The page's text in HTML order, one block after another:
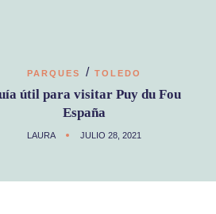
PARQUES / TOLEDO
útil para visitar Puy du Fou
España
LAURA JULIO 28, 2021